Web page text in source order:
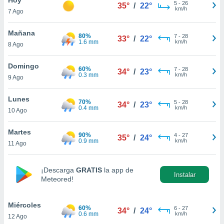
en
más
nuestra
de
aceptar
de
7 Ago
35° / 22° 5- 26
km/h
Mañana
8 Ago
80%
1.6 mm
33° / 22° 7- 28
km/h
Domingo
9 Ago
60%
0.3 mm
34° / 23° 7- 28
km/h
Lunes
10 Ago
70%
0.4 mm
34° / 23° 5- 28
km/h
Martes
11 Ago
90%
0.9 mm
35° / 24° 4- 27
km/h
¡Descarga GRATIS la app de
Meteored!
Instalar
Miércoles
12 Ago
60%
0.6 mm
34° / 24° 6- 27
km/h